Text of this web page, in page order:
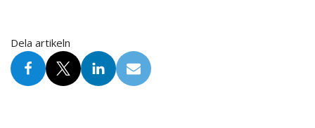
Dela artikeln